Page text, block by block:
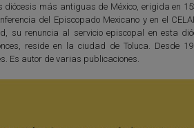
más antiguas de México, erigida en
del Episcopado Mexicano y en el
su renuncia al servicio episcopal en esta
reside en la ciudad de Toluca. Desde
Es autor de varias publicaciones.